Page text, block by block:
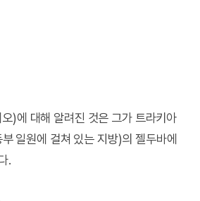
)에 대해 알려진 것은 그가 트라키아
일원에 걸쳐 있는 지방)의 젤두바에
.